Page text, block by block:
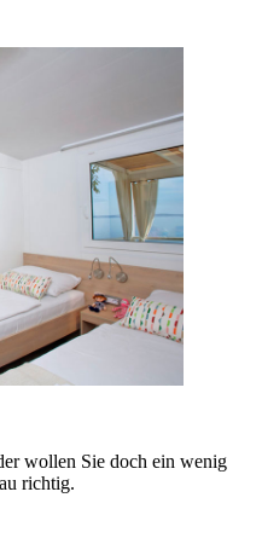
wollen Sie doch ein wenig
richtig.